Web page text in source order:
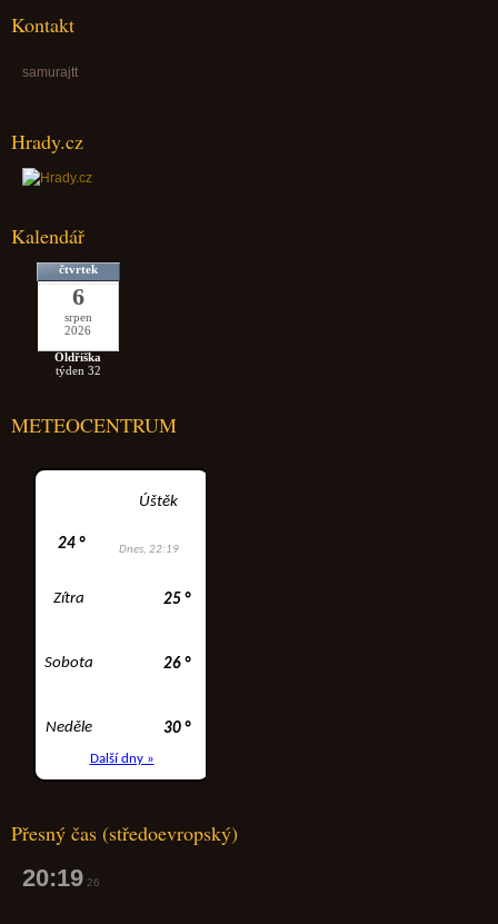
Kontakt
samurajtt
Hrady.cz
Kalendář
čtvrtek
6
srpen
2026
Oldřiška
týden 32
METEOCENTRUM
Přesný čas (středoevropský)
20:19 27